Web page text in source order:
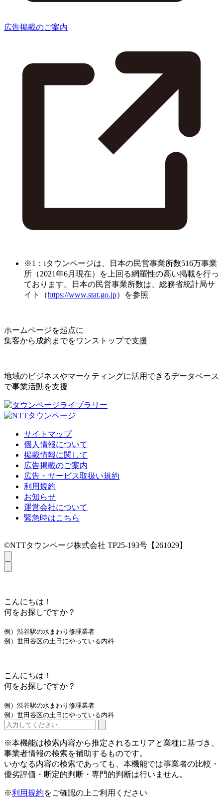
広告掲載のご案内
※1：iタウンページは、日本の民営事業所数516万事業
所（2021年6月現在）を上回る網羅性の高い掲載を行っ
ております。日本の民営事業所数は、総務省統計局サ
イト（https://www.stat.go.jp）を参照
ホームページを起点に
集客から成約までをワンストップで支援
地域のビジネスやマーケティングに活用できるデータベース
で事業活動を支援
サイトマップ
個人情報について
掲載情報に関して
広告掲載のご案内
広告・サービス取扱い規約
利用規約
お知らせ
運営会社について
緊急時はこちら
©NTTタウンページ株式会社 TP25-193号【261029】
こんにちは！
何をお探しですか？
例）渋谷駅の水まわり修理業者
例）世田谷区の土日にやっている内科
こんにちは！
何をお探しですか？
例）渋谷駅の水まわり修理業者
例）世田谷区の土日にやっている内科
※本機能は検索内容から推定されるエリアと業種に基づき、
事業者情報の検索を補助するものです。
いかなる内容の検索であっても、本機能では事業者の比較・
優劣評価・断定的判断・専門的判断は行いません。
※利用規約をご確認の上ご利用ください